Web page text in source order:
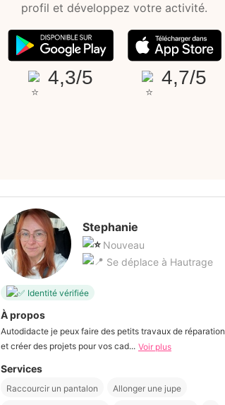
profil et développez votre activité.
4,3/5 4,7/5
Stephanie
Nouveau
Se déplace à Hautrage
Identité vérifiée
À propos
Autodidacte je peux faire des petits travaux de réparation
et créer des projets pour vos cad... Voir plus
Services
Raccourcir un pantalon Allonger une jupe